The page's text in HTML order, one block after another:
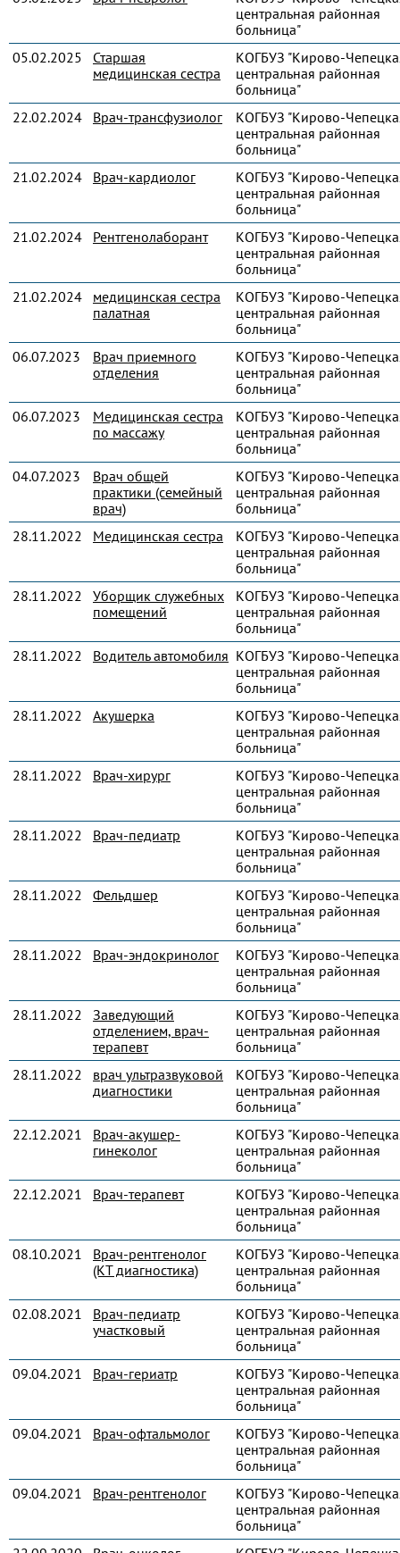
центральная районная
больница"
05.02.2025
Старшая
медицинская сестра
КОГБУЗ "Кирово-
центральная районная
больница"
22.02.2024
Врач-трансфузиолог
КОГБУЗ "Кирово-
центральная районная
больница"
21.02.2024
Врач-кардиолог
КОГБУЗ "Кирово-
центральная районная
больница"
21.02.2024
Рентгенолаборант
КОГБУЗ "Кирово-
центральная районная
больница"
21.02.2024
медицинская сестра
палатная
КОГБУЗ "Кирово-
центральная районная
больница"
06.07.2023
Врач приемного
отделения
КОГБУЗ "Кирово-
центральная районная
больница"
06.07.2023
Медицинская сестра
по массажу
КОГБУЗ "Кирово-
центральная районная
больница"
04.07.2023
Врач общей
практики (семейный
врач)
КОГБУЗ "Кирово-
центральная районная
больница"
28.11.2022
Медицинская сестра
КОГБУЗ "Кирово-
центральная районная
больница"
28.11.2022
Уборщик служебных
помещений
КОГБУЗ "Кирово-
центральная районная
больница"
28.11.2022
Водитель автомобиля КОГБУЗ "Кирово-
центральная районная
больница"
28.11.2022
Акушерка
КОГБУЗ "Кирово-
центральная районная
больница"
28.11.2022
Врач-хирург
КОГБУЗ "Кирово-
центральная районная
больница"
28.11.2022
Врач-педиатр
КОГБУЗ "Кирово-
центральная районная
больница"
28.11.2022
Фельдшер
КОГБУЗ "Кирово-
центральная районная
больница"
28.11.2022
Врач-эндокринолог
КОГБУЗ "Кирово-
центральная районная
больница"
28.11.2022
Заведующий
отделением, врач-
терапевт
КОГБУЗ "Кирово-
центральная районная
больница"
28.11.2022
врач ультразвуковой
диагностики
КОГБУЗ "Кирово-
центральная районная
больница"
22.12.2021
Врач-акушер-
гинеколог
КОГБУЗ "Кирово-
центральная районная
больница"
22.12.2021
Врач-терапевт
КОГБУЗ "Кирово-
центральная районная
больница"
08.10.2021
Врач-рентгенолог
(КТ диагностика)
КОГБУЗ "Кирово-
центральная районная
больница"
02.08.2021
Врач-педиатр
участковый
КОГБУЗ "Кирово-
центральная районная
больница"
09.04.2021
Врач-гериатр
КОГБУЗ "Кирово-
центральная районная
больница"
09.04.2021
Врач-офтальмолог
КОГБУЗ "Кирово-
центральная районная
больница"
09.04.2021
Врач-рентгенолог
КОГБУЗ "Кирово-
центральная районная
больница"